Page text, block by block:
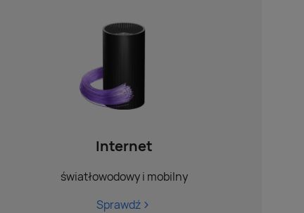
Internet
światłowodowy i mobilny
Sprawdź